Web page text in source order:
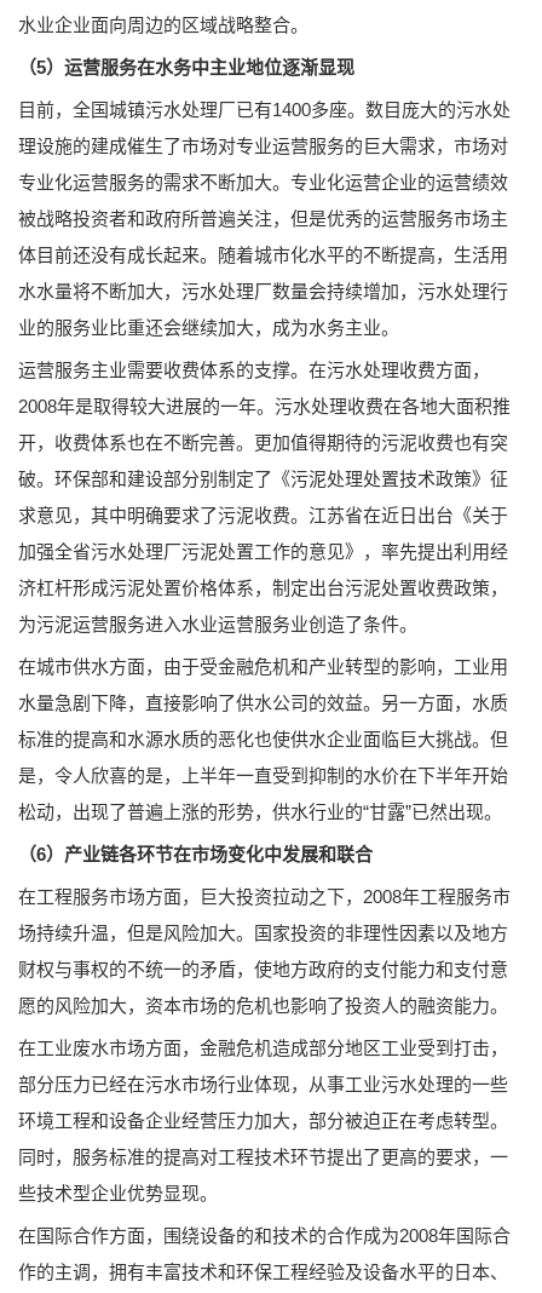
水业企业面向周边的区域战略整合。
（5）运营服务在水务中主业地位逐渐显现
目前，全国城镇污水处理厂已有1400多座。数目庞大的污水处
理设施的建成催生了市场对专业运营服务的巨大需求，市场对
专业化运营服务的需求不断加大。专业化运营企业的运营绩效
被战略投资者和政府所普遍关注，但是优秀的运营服务市场主
体目前还没有成长起来。随着城市化水平的不断提高，生活用
水水量将不断加大，污水处理厂数量会持续增加，污水处理行
业的服务业比重还会继续加大，成为水务主业。
运营服务主业需要收费体系的支撑。在污水处理收费方面，
2008年是取得较大进展的一年。污水处理收费在各地大面积推
开，收费体系也在不断完善。更加值得期待的污泥收费也有突
破。环保部和建设部分别制定了《污泥处理处置技术政策》征
求意见，其中明确要求了污泥收费。江苏省在近日出台《关于
加强全省污水处理厂污泥处置工作的意见》，率先提出利用经
济杠杆形成污泥处置价格体系，制定出台污泥处置收费政策，
为污泥运营服务进入水业运营服务业创造了条件。
在城市供水方面，由于受金融危机和产业转型的影响，工业用
水量急剧下降，直接影响了供水公司的效益。另一方面，水质
标准的提高和水源水质的恶化也使供水企业面临巨大挑战。但
是，令人欣喜的是，上半年一直受到抑制的水价在下半年开始
松动，出现了普遍上涨的形势，供水行业的“甘露”已然出现。
（6）产业链各环节在市场变化中发展和联合
在工程服务市场方面，巨大投资拉动之下，2008年工程服务市
场持续升温，但是风险加大。国家投资的非理性因素以及地方
财权与事权的不统一的矛盾，使地方政府的支付能力和支付意
愿的风险加大，资本市场的危机也影响了投资人的融资能力。
在工业废水市场方面，金融危机造成部分地区工业受到打击，
部分压力已经在污水市场行业体现，从事工业污水处理的一些
环境工程和设备企业经营压力加大，部分被迫正在考虑转型。
同时，服务标准的提高对工程技术环节提出了更高的要求，一
些技术型企业优势显现。
在国际合作方面，围绕设备的和技术的合作成为2008年国际合
作的主调，拥有丰富技术和环保工程经验及设备水平的日本、